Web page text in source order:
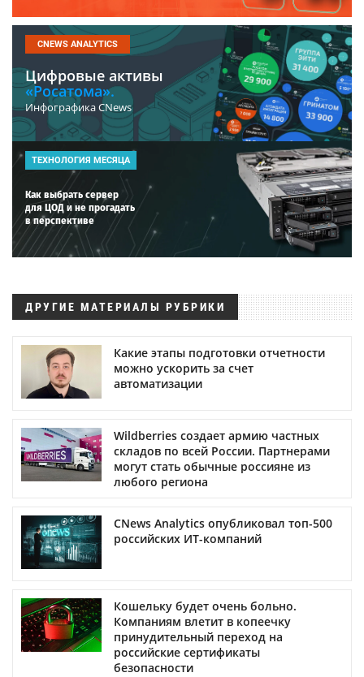
CNEWS ANALYTICS
Цифровые активы
«Росатома».
Инфографика CNews
ТЕХНОЛОГИЯ МЕСЯЦА
Как выбрать сервер
для ЦОД и не прогадать
в перспективе
ДРУГИЕ МАТЕРИАЛЫ РУБРИКИ
Какие этапы подготовки отчетности
можно ускорить за счет
автоматизации
Wildberries создает армию частных
складов по всей России. Партнерами
могут стать обычные россияне из
любого региона
CNews Analytics опубликовал топ-500
российских ИТ-компаний
Кошельку будет очень больно.
Компаниям влетит в копеечку
принудительный переход на
российские сертификаты
безопасности